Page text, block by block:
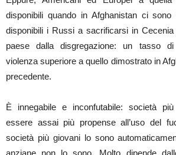
disponibili quando in Afghanistan ci
disponibili i Russi a sacrificarsi in
paese dalla disgregazione: un tasso di
violenza superiore a quello dimostrato in
precedente.
È innegabile e inconfutabile: società
essere assai più propense all’uso del
società più giovani lo sono
anziane non lo sono. Molto dipende